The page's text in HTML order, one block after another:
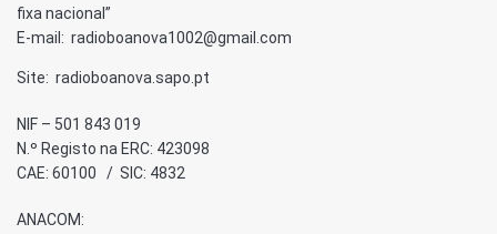
fixa nacional”
E-mail: radioboanova1002@gmail.com
Site: radioboanova.sapo.pt
NIF – 501 843 019
N.º Registo na ERC: 423098
CAE: 60100 / SIC: 4832
ANACOM: